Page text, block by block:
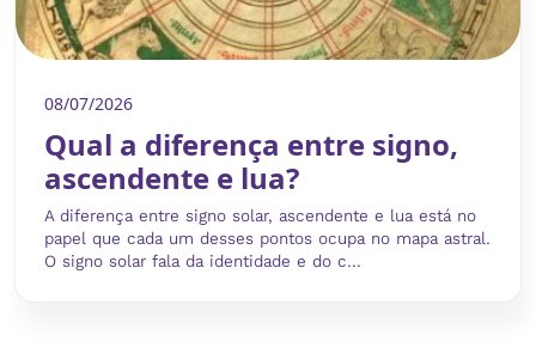
08/07/2026
Qual a diferença entre signo,
ascendente e lua?
A diferença entre signo solar, ascendente e lua está no
papel que cada um desses pontos ocupa no mapa astral.
O signo solar fala da identidade e do c...